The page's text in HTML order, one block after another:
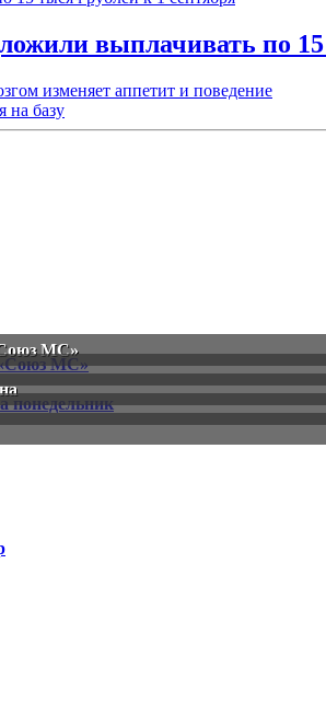
выплачивать по
изменяет аппетит и поведение
на базу
МС»